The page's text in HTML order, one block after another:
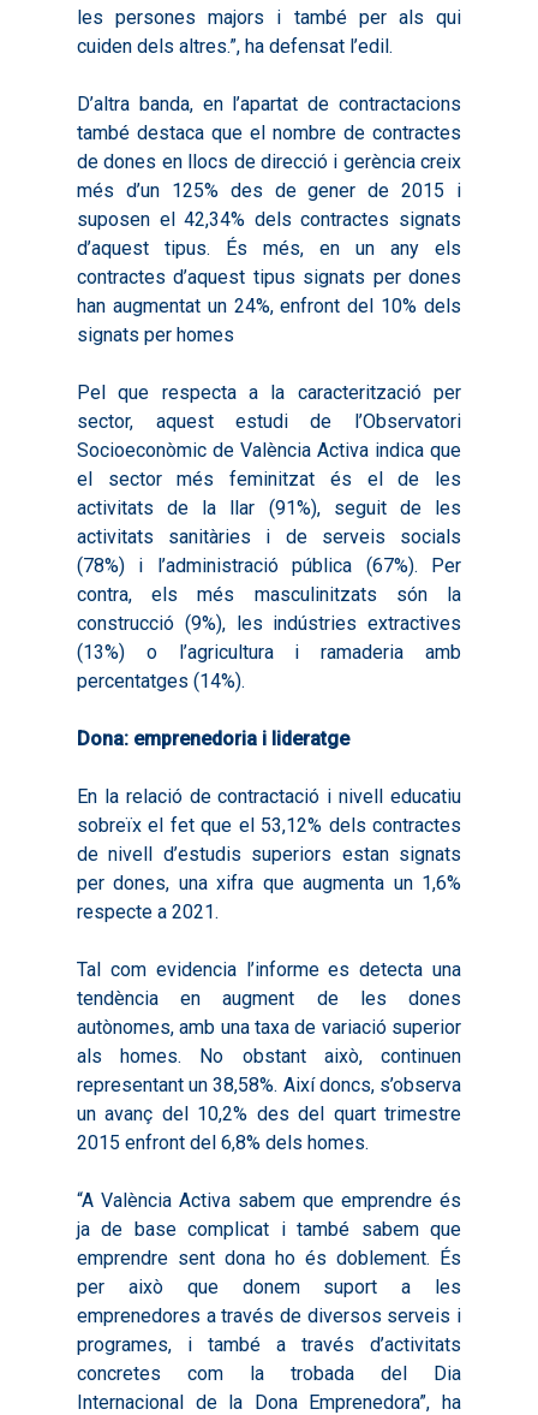
les persones majors i també per als qui
cuiden dels altres.”, ha defensat l’edil.
D’altra banda, en l’apartat de contractacions
també destaca que el nombre de contractes
de dones en llocs de direcció i gerència creix
més d’un 125% des de gener de 2015 i
suposen el 42,34% dels contractes signats
d’aquest tipus. És més, en un any els
contractes d’aquest tipus signats per dones
han augmentat un 24%, enfront del 10% dels
signats per homes
Pel que respecta a la caracterització per
sector, aquest estudi de l’Observatori
Socioeconòmic de València Activa indica que
el sector més feminitzat és el de les
activitats de la llar (91%), seguit de les
activitats sanitàries i de serveis socials
(78%) i l’administració pública (67%). Per
contra, els més masculinitzats són la
construcció (9%), les indústries extractives
(13%) o l’agricultura i ramaderia amb
percentatges (14%).
Dona: emprenedoria i lideratge
En la relació de contractació i nivell educatiu
sobreïx el fet que el 53,12% dels contractes
de nivell d’estudis superiors estan signats
per dones, una xifra que augmenta un 1,6%
respecte a 2021.
Tal com evidencia l’informe es detecta una
tendència en augment de les dones
autònomes, amb una taxa de variació superior
als homes. No obstant això, continuen
representant un 38,58%. Així doncs, s’observa
un avanç del 10,2% des del quart trimestre
2015 enfront del 6,8% dels homes.
“A València Activa sabem que emprendre és
ja de base complicat i també sabem que
emprendre sent dona ho és doblement. És
per això que donem suport a les
emprenedores a través de diversos serveis i
programes, i també a través d’activitats
concretes com la trobada del Dia
Internacional de la Dona Emprenedora”, ha
Què és Avalem
Missions
Objectius
Valoració de Projectes
Experimentals
Processos d’Innovació
Territorial
Necessitats
Altres Accions:
2017
2018
2019
2020
2016
2017
2018
2019
2020
2022
2023
Resums Projectes
Experimentals
2024
Informes
Infografies
Infografies 2021
Infografies 2022
Infografies 2023
Pactes per
LABORA
Documentació
ODS
Butlletins de Notícies